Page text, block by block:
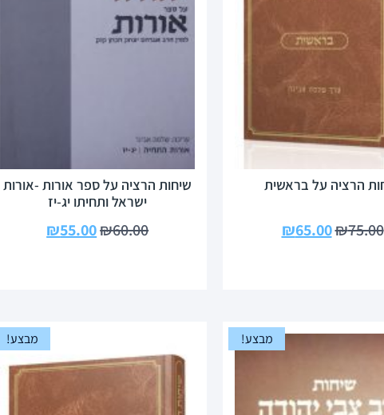
הרציה על בראשית
₪75.00
₪65.00
שיחות הרציה על ספר אורות -אורות
ישראל ותחיתו יג-יז
₪60.00
₪55.00
מבצע! מבצע!